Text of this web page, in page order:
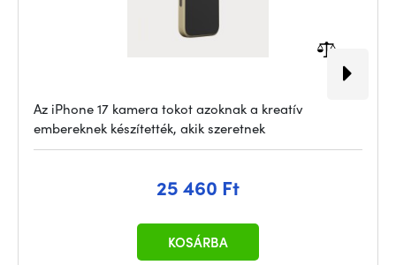
Az iPhone 17 kamera tokot azoknak a kreatív
embereknek készítették, akik szeretnek
25 460 Ft
KOSÁRBA